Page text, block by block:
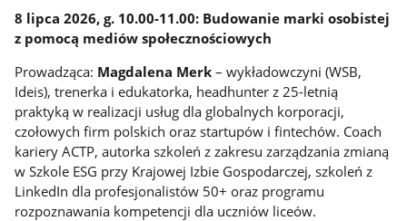
8 lipca 2026, g. 10.00-11.00: Budowanie marki osobistej
z pomocą mediów społecznościowych
Prowadząca: Magdalena Merk– wykładowczyni (WSB,
Ideis), trenerka i edukatorka, headhunter z 25-letnią
praktyką w realizacji usług dla globalnych korporacji,
czołowych firm polskich oraz startupów i fintechów. Coach
kariery ACTP, autorka szkoleń z zakresu zarządzania zmianą
w Szkole ESG przy Krajowej Izbie Gospodarczej, szkoleń z
LinkedIn dla profesjonalistów 50+ oraz programu
rozpoznawania kompetencji dla uczniów liceów.